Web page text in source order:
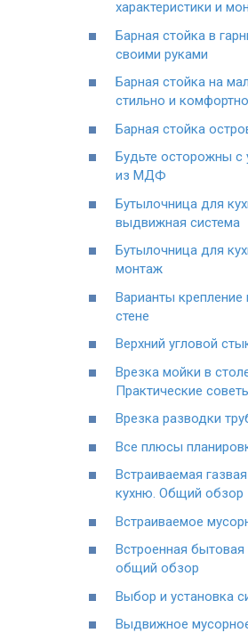
характеристики и
Барная стойка в
своими руками
Барная стойка на
стильно и
Барная стойка
Будьте осторожны с
из МДФ
Бутылочница для
выдвижная система
Бутылочница для
монтаж
Варианты
стене
Верхний угловой
Врезка мойки в
Практические
Врезка разводки
Все плюсы
Встраиваемая
кухню. Общий обзор
Встраиваемое
Встроенная бытовая
общий обзор
Выбор и установка
Выдвижное